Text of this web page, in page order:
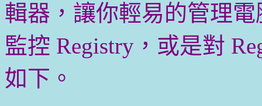
輯器，讓你輕易的管理
監控 Registry，或是對
如下。